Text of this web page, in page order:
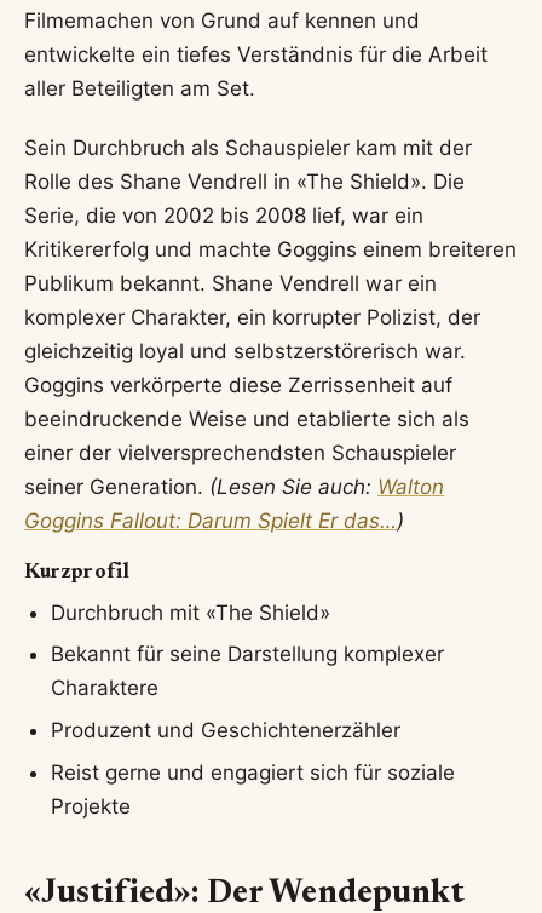
Filmemachen von Grund auf kennen und
entwickelte ein tiefes Verständnis für die Arbeit
aller Beteiligten am Set.
Sein Durchbruch als Schauspieler kam mit der
Rolle des Shane Vendrell in «The Shield». Die
Serie, die von 2002 bis 2008 lief, war ein
Kritikererfolg und machte Goggins einem breiteren
Publikum bekannt. Shane Vendrell war ein
komplexer Charakter, ein korrupter Polizist, der
gleichzeitig loyal und selbstzerstörerisch war.
Goggins verkörperte diese Zerrissenheit auf
beeindruckende Weise und etablierte sich als
einer der vielversprechendsten Schauspieler
seiner Generation. (Lesen Sie auch: Walton
Goggins Fallout: Darum Spielt Er das…)
Kurzprofil
Durchbruch mit «The Shield»
Bekannt für seine Darstellung komplexer
Charaktere
Produzent und Geschichtenerzähler
Reist gerne und engagiert sich für soziale
Projekte
«Justified»: Der Wendepunkt